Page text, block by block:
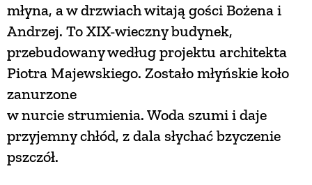
młyna, a w drzwiach witają gości Bożena i
Andrzej. To XIX-wieczny budynek,
przebudowany według projektu architekta
Piotra Majewskiego. Zostało młyńskie koło
zanurzone
w nurcie strumienia. Woda szumi i daje
przyjemny chłód, z dala słychać bzyczenie
pszczół.